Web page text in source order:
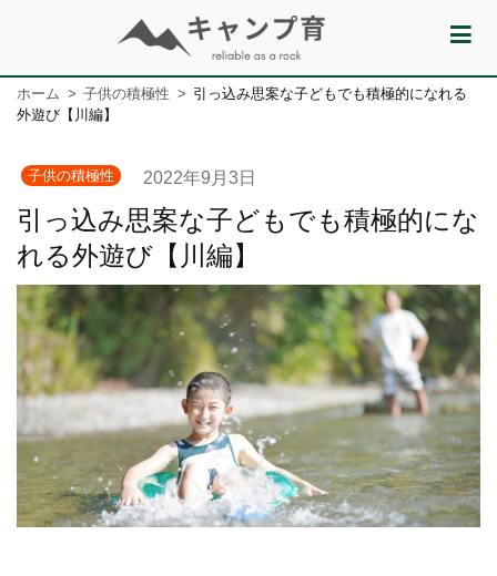
ホーム 子供の積極性
引っ込み思案な子どもでも積極的になれる
外遊び【川編】
子供の積極性 2022年9月3日
引っ込み思案な子どもでも積極的にな
れる外遊び【川編】